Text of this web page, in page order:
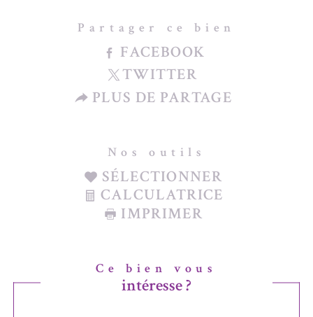
Partager ce bien
FACEBOOK
TWITTER
PLUS DE PARTAGE
Nos outils
SÉLECTIONNER
CALCULATRICE
IMPRIMER
Ce bien vous
intéresse ?